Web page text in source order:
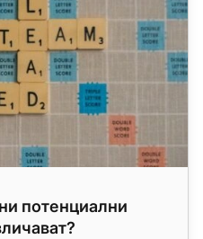
потенциални